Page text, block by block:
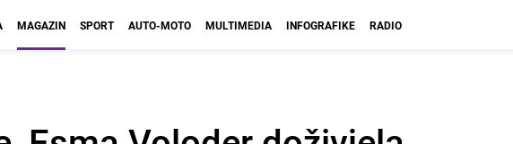
MAGAZIN SPORT AUTO-MOTO MULTIMEDIA INFOGRAFIKE RADIO